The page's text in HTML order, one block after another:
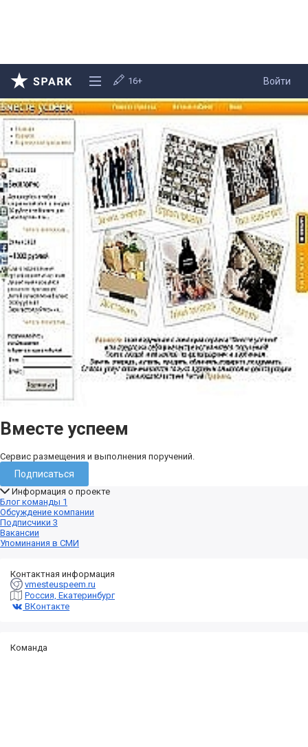
Войти
16+
Вместе успеем
Сервис размещения и выполнения поручений.
Подписаться
Информация о проекте
Блог команды 1
Обсуждение компании
Подписчики 3
Вакансии
Упоминания в СМИ
Контактная информация
vmesteuspeem.ru
Россия, Екатеринбург
ВКонтакте
Команда